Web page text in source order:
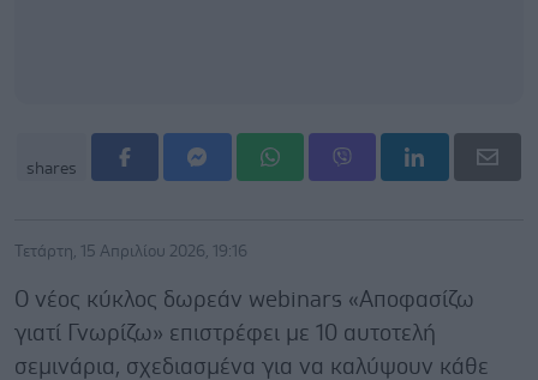
shares
Τετάρτη, 15 Απριλίου 2026, 19:16
Ο νέος κύκλος δωρεάν webinars «Αποφασίζω
γιατί Γνωρίζω» επιστρέφει με 10 αυτοτελή
σεμινάρια, σχεδιασμένα για να καλύψουν κάθε